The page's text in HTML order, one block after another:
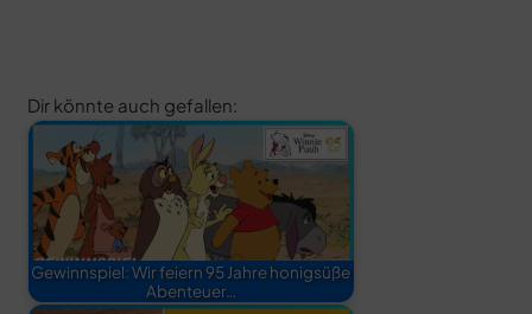
Dir könnte auch gefallen:
Gewinnspiel: Wir feiern 95 Jahre honigsüße
Abenteuer…